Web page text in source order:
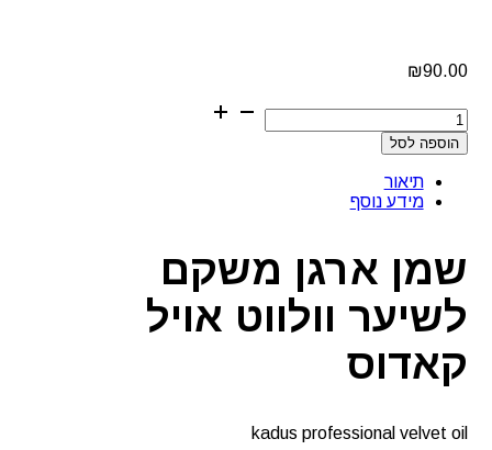
₪90.00
כמות
של
שמן
משקם
לשיער
קאדוס
הוספה לסל
תיאור
מידע נוסף
שמן ארגן משקם
לשיער וולווט אויל
קאדוס
kadus professional velvet oil